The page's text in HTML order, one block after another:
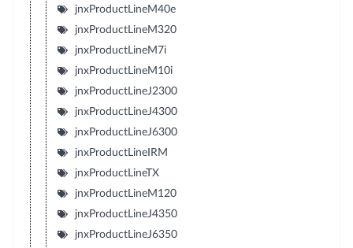
jnxProductLineM40e
jnxProductLineM320
jnxProductLineM7i
jnxProductLineM10i
jnxProductLineJ2300
jnxProductLineJ4300
jnxProductLineJ6300
jnxProductLineIRM
jnxProductLineTX
jnxProductLineM120
jnxProductLineJ4350
jnxProductLineJ6350